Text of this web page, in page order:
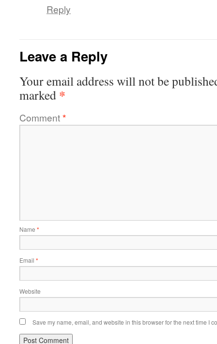
Reply
Leave a Reply
Your email address will not be
marked *
Comment*
Name *
Email *
Website
Save my name, email, and website in this browser for the next time I